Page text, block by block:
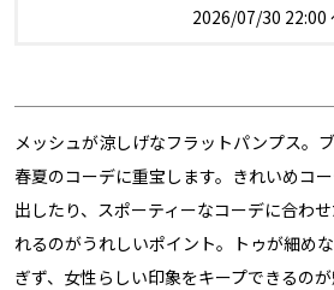
2026/07/30 22:00
メッシュが涼しげなフラットパンプス。
春夏のコーデに重宝します。きれいめコ
出したり、スポーティーなコーデに合わ
れるのがうれしいポイント。トゥが細め
ぎず、女性らしい印象をキープできるのが